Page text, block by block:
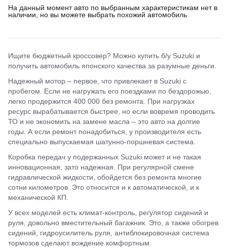
На данный момент авто по выбранным характеристикам нет в
наличии, но вы можете выбрать похожий автомобиль
Ищите бюджетный кроссовер? Можно купить б/у Suzuki и
получить автомобиль японского качества за разумные деньги.
Надежный мотор – первое, что привлекает в Suzuki с
пробегом. Если не нагружать его поездками по бездорожью,
легко продержится 400 000 без ремонта. При нагрузках
ресурс вырабатывается быстрее, но если вовремя проводить
ТО и не экономить на замене масла – это авто на долгие
годы. А если ремонт понадобиться, у производителя есть
специально выпускаемая шатунно-поршневая система.
Коробка передач у подержанных Suzuki может и не такая
инновационная, зато надежная. При регулярной смене
гидравлической жидкости, обойдется без ремонта многие
сотни километров. Это относится и к автоматической, и к
механической КП.
У всех моделей есть климат-контроль, регулятор сидений и
руля, довольно вместительный багажник. Это, а также обогрев
сидений, гидроусилитель руля, антиблокировочная система
тормозов сделают вождение комфортным.